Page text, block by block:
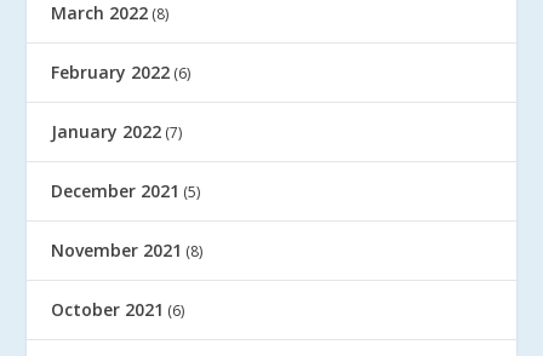
March 2022 (8)
February 2022 (6)
January 2022 (7)
December 2021 (5)
November 2021 (8)
October 2021 (6)